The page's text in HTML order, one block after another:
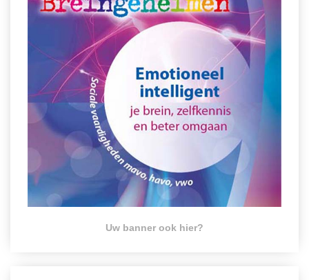
Uw banner ook hier?